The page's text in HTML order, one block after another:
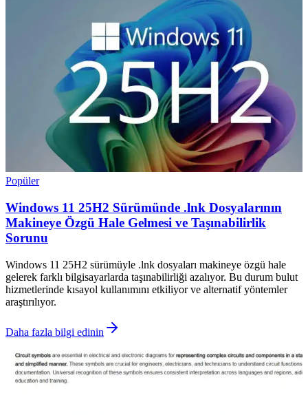
Popüler
Windows 11 25H2 Sürümünde .lnk Dosyalarının
Makineye Özgü Hale Gelmesi ve Taşınabilirlik
Sorunu
Windows 11 25H2 sürümüyle .lnk dosyaları makineye özgü hale
gelerek farklı bilgisayarlarda taşınabilirliği azalıyor. Bu durum bulut
hizmetlerinde kısayol kullanımını etkiliyor ve alternatif yöntemler
araştırılıyor.
Daha fazla bilgi edinin